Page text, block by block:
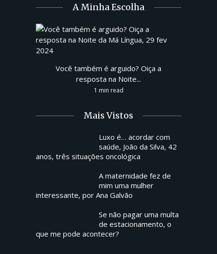
A Minha Escolha
Você também é arguido? Oiça a
resposta na Noite...
1 min read
Mais Vistos
Luxo é… acordar com
saúde, João da Silva, 42
anos, três situações oncológica
A maternidade fez de
mim uma mulher
interessante, por Ana Galvão
Se não pagar uma multa
de estacionamento, o
que me pode acontecer?